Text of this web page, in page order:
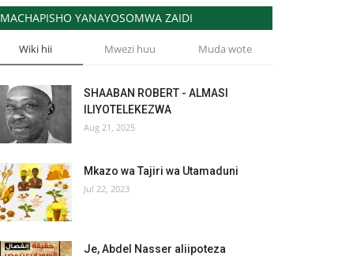
MACHAPISHO YANAYOSOMWA ZAIDI
Wiki hii Mwezi huu Muda wote
SHAABAN ROBERT - ALMASI
ILIYOTELEKEZWA
Aug 21, 2025
Mkazo wa Tajiri wa Utamaduni
Jul 22, 2023
Je, Abdel Nasser aliipoteza